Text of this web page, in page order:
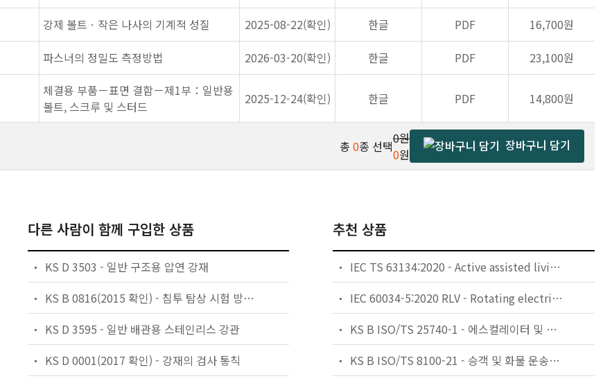
강제 볼트ㆍ작은 나사의 기계적 성질 2025-08-22(확인) 한글 PDF
16,700원
파스너의 정밀도 측정방법 2026-03-20(확인) 한글 PDF 23,100원
체결용 부품－표면 결함－제1부：일반용
볼트, 스크루 및 스터드
2025-12-24(확인) 한글 PDF 14,800원
총 0종 선택0원
0원
장바구니 담기
다른 사람이 함께 구입한 상품
KS D 3503 - 일반 구조용 압연 강재
KS B 0816(2015 확인) - 침투 탐상 시험 방법 및침투 지시 모양의 분류
KS D 3595 - 일반 배관용 스테인리스 강관
KS D 0001(2017 확인) - 강재의 검사 통칙
추천 상품
IEC TS 63134:2020 - Active assisted living (AAL) use cases
IEC 60034-5:2020 RLV - Rotating electrical machines - Part 5: Degrees of protection provided by the integral design of rotating electrical machines (IP code) - Classification
KS B ISO/TS 25740-1 - 에스컬레이터 및 무빙워크에 대한 안전요건 — 제1부: 세계공통 필수 안전요건(GESRs)
KS B ISO/TS 8100-21 - 승객 및 화물 운송용 엘리베이터 —제21부: 세계공통 필수안전요건(GESRs)을 충족하는 세계공통 안전 파라미터(GSPs)